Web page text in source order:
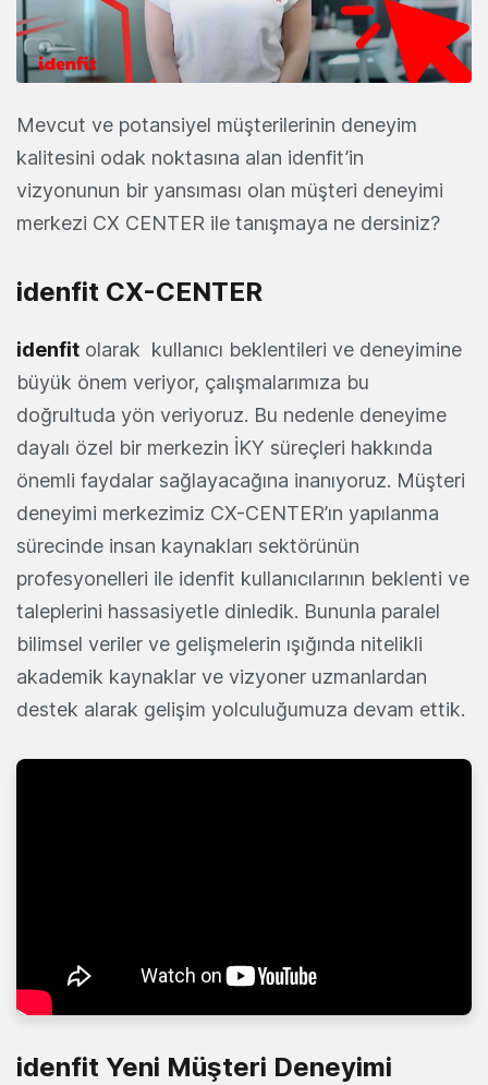
Mevcut ve potansiyel müşterilerinin deneyim
kalitesini odak noktasına alan idenfit’in
vizyonunun bir yansıması olan müşteri deneyimi
merkezi CX CENTER ile tanışmaya ne dersiniz?
idenfit CX-CENTER
idenfit olarak kullanıcı beklentileri ve deneyimine
büyük önem veriyor, çalışmalarımıza bu
doğrultuda yön veriyoruz. Bu nedenle deneyime
dayalı özel bir merkezin İKY süreçleri hakkında
önemli faydalar sağlayacağına inanıyoruz. Müşteri
deneyimi merkezimiz CX-CENTER’ın yapılanma
sürecinde insan kaynakları sektörünün
profesyonelleri ile idenfit kullanıcılarının beklenti ve
taleplerini hassasiyetle dinledik. Bununla paralel
bilimsel veriler ve gelişmelerin ışığında nitelikli
akademik kaynaklar ve vizyoner uzmanlardan
destek alarak gelişim yolculuğumuza devam ettik.
idenfit Yeni Müşteri Deneyimi